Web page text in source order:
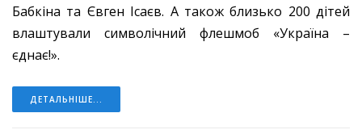
Бабкіна та Євген Ісаєв. А також близько 200 дітей
влаштували символічний флешмоб «Україна –
єднає!».
ДЕТАЛЬНІШЕ...